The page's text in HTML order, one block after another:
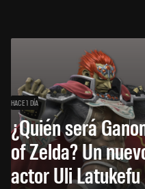
HACE 1 DÍA
¿Quién será
of Zelda? Un
actor Uli Latukefu